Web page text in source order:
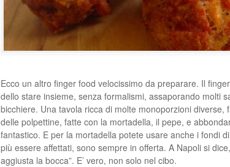
Ecco un altro finger food velocissimo da preparare. Il
dello stare insieme, senza formalismi, assaporando molti
bicchiere. Una tavola ricca di molte monoporzioni
delle polpettine, fatte con la mortadella, il pepe, e
fantastico. E per la mortadella potete usare anche i fondi
più essere affettati, sono sempre in offerta. A Napoli si
aggiusta la bocca”. E’ vero, non solo nel cibo.